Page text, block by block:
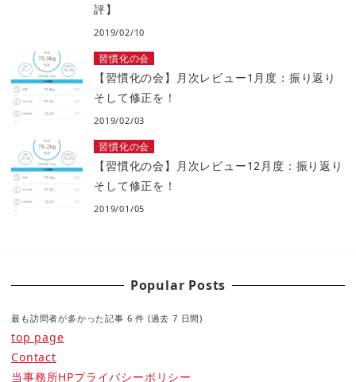
評】
2019/02/10
習慣化の会
【習慣化の会】月次レビュー1月度：振り返り
そして修正を！
2019/02/03
習慣化の会
【習慣化の会】月次レビュー12月度：振り返り
そして修正を！
2019/01/05
Popular Posts
最も訪問者が多かった記事 6 件 (過去 7 日間)
top page
Contact
当事務所HPプライバシーポリシー